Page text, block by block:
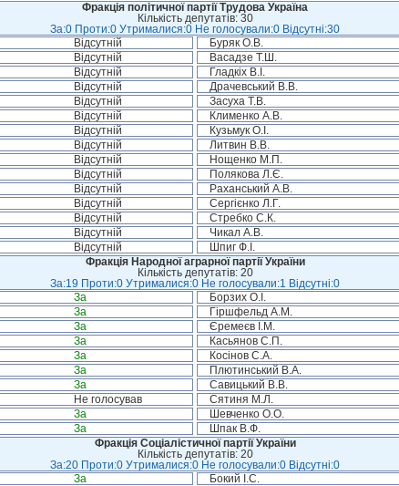
Фракція політичної партії Трудова Україна
Кількість депутатів: 30
За:0 Проти:0 Утрималися:0 Не голосували:0 Відсутні:30
Відсутній Буряк О.В.
Відсутній Васадзе Т.Ш.
Відсутній Гладкіх В.І.
Відсутній Драчевський В.В.
Відсутній Засуха Т.В.
Відсутній Клименко А.В.
Відсутній Кузьмук О.І.
Відсутній Литвин В.В.
Відсутній Нощенко М.П.
Відсутній Полякова Л.Є.
Відсутній Раханський А.В.
Відсутній Сергієнко Л.Г.
Відсутній Стребко С.К.
Відсутній Чикал А.В.
Відсутній Шпиг Ф.І.
Фракція Народної аграрної партії України
Кількість депутатів: 20
За:19 Проти:0 Утрималися:0 Не голосували:1 Відсутні:0
За Борзих О.І.
За Гіршфельд А.М.
За Єремеєв І.М.
За Касьянов С.П.
За Косінов С.А.
За Плютинський В.А.
За Савицький В.В.
Не голосував Сятиня М.Л.
За Шевченко О.О.
За Шпак В.Ф.
Фракція Соціалістичної партії України
Кількість депутатів: 20
За:20 Проти:0 Утрималися:0 Не голосували:0 Відсутні:0
За Бокий І.С.